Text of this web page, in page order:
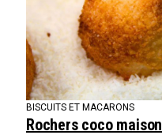
BISCUITS ET MACARONS
Rochers coco maison